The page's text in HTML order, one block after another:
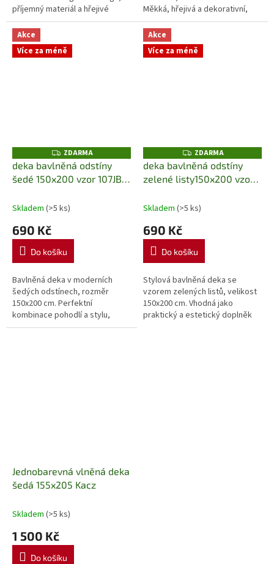
příjemný materiál a hřejivé
vlastnosti z ní činí ideální volbu
pro relaxaci i jako dekoraci do...
Měkká, hřejivá a dekorativní,
perfektní pro každodenní
použití i jako originální doplněk
do...
Akce
Více za méně
Z
D
A
R
ZDARMA
deka bavlněná odstíny
šedé 150x200 vzor 107JB
Skladem (>5 ks)
690 Kč
Do košíku
Bavlněná deka v moderních
šedých odstínech, rozměr
150x200 cm. Perfektní
kombinace pohodlí a stylu,
skvělá pro relaxaci doma nebo
Akce
Více za méně
Z
D
A
R
M
ZDARMA
deka bavlněná odstíny
zelené listy150x200 vzor
Skladem (>5 ks)
690 Kč
Do košíku
Stylová bavlněná deka se
vzorem zelených listů, velikost
150x200 cm. Vhodná jako
praktický a estetický doplněk
Jednobarevná vlněná deka
šedá 155x205 Kacz
Skladem (>5 ks)
1 500 Kč
Do košíku